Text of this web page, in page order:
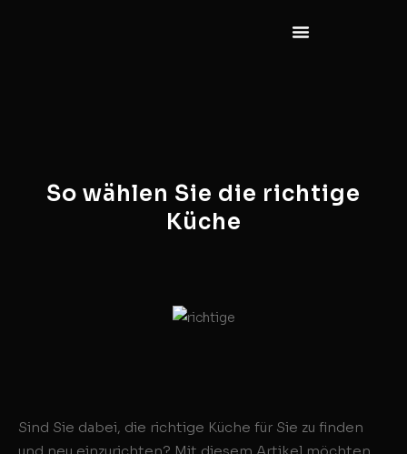
So wählen Sie die richtige
Küche
Sind Sie dabei, die richtige Küche für Sie zu finden